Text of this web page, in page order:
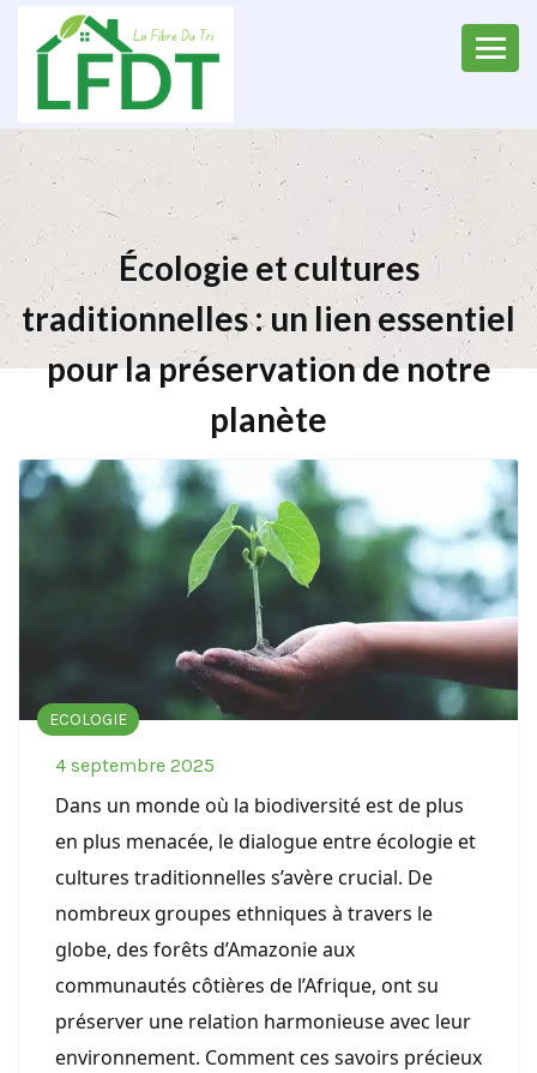
Écologie et cultures
traditionnelles : un lien essentiel
pour la préservation de notre
planète
ECOLOGIE
4 septembre 2025
Dans un monde où la biodiversité est de plus
en plus menacée, le dialogue entre écologie et
cultures traditionnelles s’avère crucial. De
nombreux groupes ethniques à travers le
globe, des forêts d’Amazonie aux
communautés côtières de l’Afrique, ont su
préserver une relation harmonieuse avec leur
environnement. Comment ces savoirs précieux